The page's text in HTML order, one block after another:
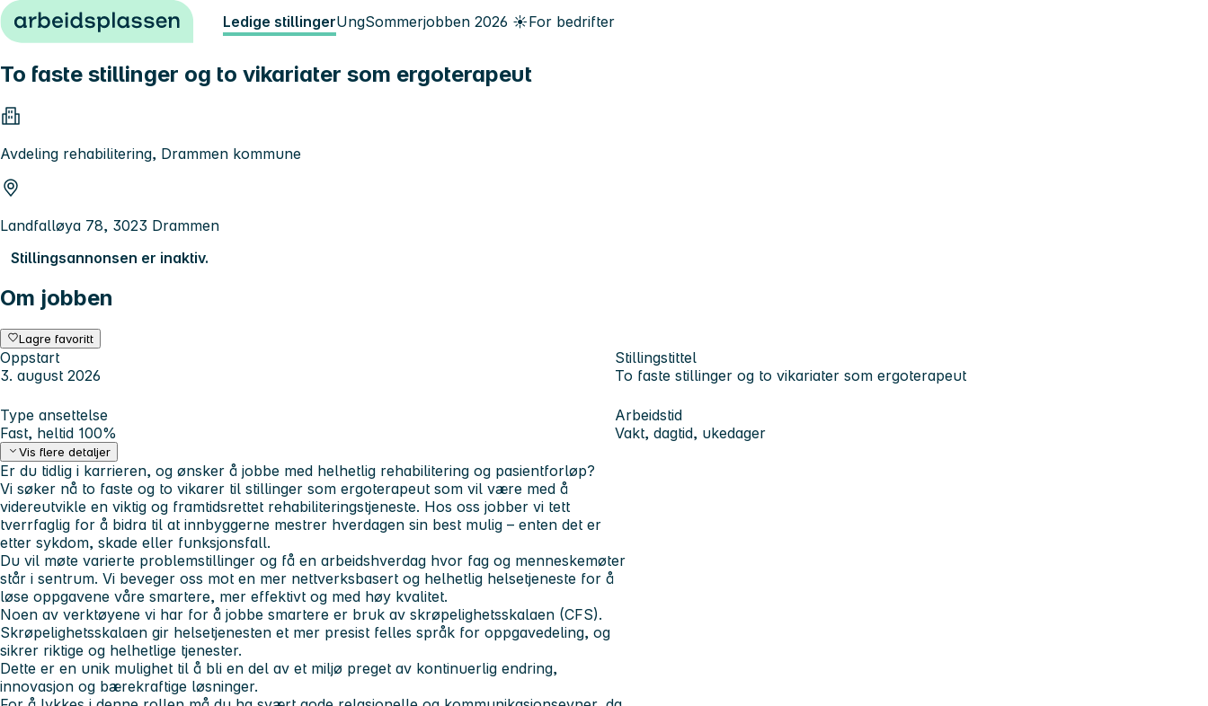
Hopp til innhold Ledige stillingerUngSommerjobben 2026 ☀️For bedrifter
To faste stillinger og to vikariater som ergoterapeut
Avdeling rehabilitering, Drammen kommune
Landfalløya 78, 3023 Drammen
Stillingsannonsen er inaktiv.
Om jobben
Lagre favoritt
Oppstart
3. august 2026
Stillingstittel
To faste stillinger og to vikariater som ergoterapeut
Type ansettelse
Fast, heltid 100%
Arbeidstid
Vakt, dagtid, ukedager
Vis flere detaljer
Er du tidlig i karrieren, og ønsker å jobbe med helhetlig rehabilitering og pasientforløp?
Vi søker nå to faste og to vikarer til stillinger som ergoterapeut som vil være med å
videreutvikle en viktig og framtidsrettet rehabiliteringstjeneste. Hos oss jobber vi tett
tverrfaglig for å bidra til at innbyggerne mestrer hverdagen sin best mulig – enten det er
etter sykdom, skade eller funksjonsfall.
Du vil møte varierte problemstillinger og få en arbeidshverdag hvor fag og menneskemøter
står i sentrum. Vi beveger oss mot en mer nettverksbasert og helhetlig helsetjeneste for å
løse oppgavene våre smartere, mer effektivt og med høy kvalitet.
Noen av verktøyene vi har for å jobbe smartere er bruk av skrøpelighetsskalaen (CFS).
Skrøpelighetsskalaen gir helsetjenesten et mer presist felles språk for oppgavedeling, og
sikrer riktige og helhetlige tjenester.
Dette er en unik mulighet til å bli en del av et miljø preget av kontinuerlig endring,
innovasjon og bærekraftige løsninger.